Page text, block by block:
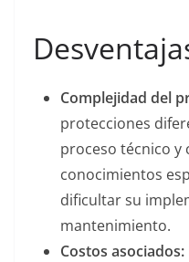
Complejidad del
protecciones
proceso técnico
conocimientos
dificultar su
mantenimiento.
Costos asociados: